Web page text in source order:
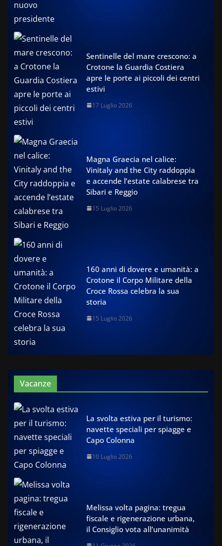
Sentinelle del mare crescono: a
Crotone la Guardia Costiera
apre le porte ai piccoli dei centri
estivi
17 Luglio 2026
Magna Graecia nel calice:
Vinitaly and the City raddoppia
e accende l’estate calabrese tra
Sibari e Reggio
15 Luglio 2026
160 anni di dovere e umanità: a
Crotone il Corpo Militare della
Croce Rossa celebra la sua
storia
15 Luglio 2026
Vacanze
La svolta estiva per il turismo:
navette speciali per spiagge e
Capo Colonna
10 Luglio 2026
Melissa volta pagina: tregua
fiscale e rigenerazione urbana,
il Consiglio vota all’unanimità